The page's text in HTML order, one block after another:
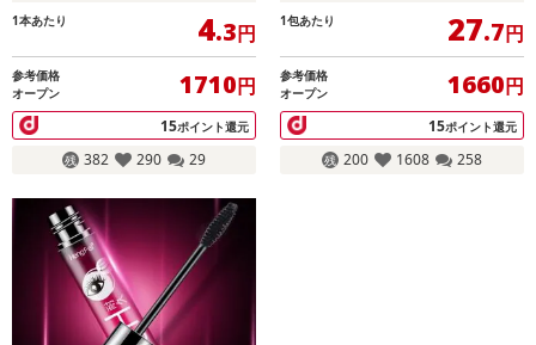
1本あたり 4.3円
参考価格
オープン
1710円
15ポイント還元
382 290 29
1包あたり 27.7円
参考価格
オープン
1660円
15ポイント還元
200 1608 258